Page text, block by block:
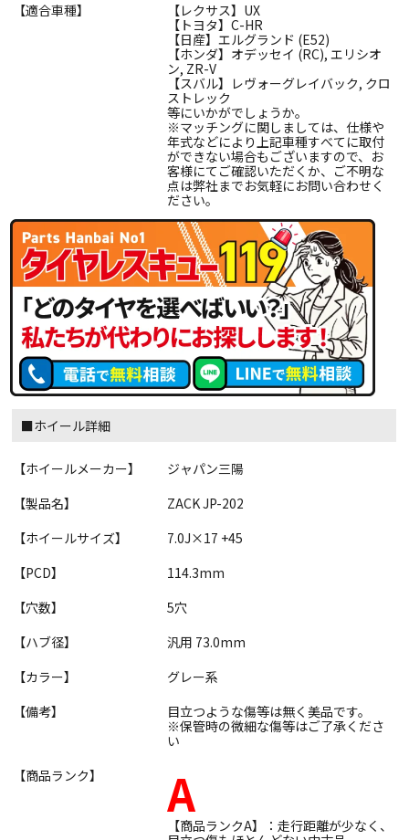
【適合車種】
【レクサス】UX
【トヨタ】C-HR
【日産】エルグランド (E52)
【ホンダ】オデッセイ (RC), エリシオ
ン, ZR-V
【スバル】レヴォーグレイバック, クロ
ストレック
等にいかがでしょうか。
※マッチングに関しましては、仕様や
年式などにより上記車種すべてに取付
ができない場合もございますので、お
客様にてご確認いただくか、ご不明な
点は弊社までお気軽にお問い合わせく
ださい。
■ホイール詳細
【ホイールメーカー】
ジャパン三陽
【製品名】
ZACK JP-202
【ホイールサイズ】
7.0J×17 +45
【PCD】
114.3mm
【穴数】
5穴
【ハブ径】
汎用 73.0mm
【カラー】
グレー系
【備考】
目立つような傷等は無く美品です。
※保管時の微細な傷等はご了承くださ
い
【商品ランク】
A
【商品ランクA】：走行距離が少なく、